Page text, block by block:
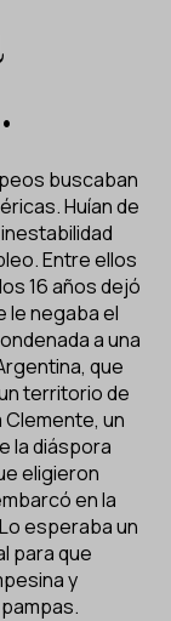
YoutubeTwitter/X
buscaban
Huían de
Entre ellos
16 años dejó
le negaba el
a una
que
territorio de
un
la diáspora
eligieron
en la
esperaba un
para que
y